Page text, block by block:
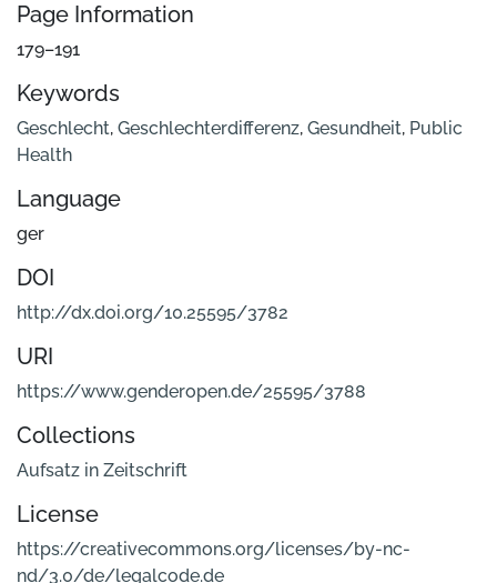
Page Information
179–191
Keywords
Geschlecht, Geschlechterdifferenz, Gesundheit, Public
Health
Language
ger
DOI
http://dx.doi.org/10.25595/3782
URI
https://www.genderopen.de/25595/3788
Collections
Aufsatz in Zeitschrift
License
https://creativecommons.org/licenses/by-nc-
nd/3.0/de/legalcode.de